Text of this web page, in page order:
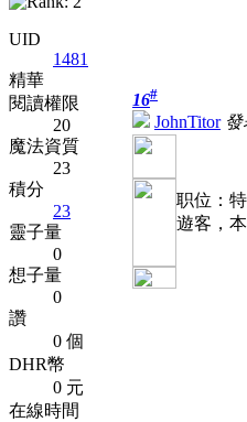
UID
1481
精華
閱讀權限
20
魔法資質
23
積分
23
靈子量
0
想子量
0
讚
0 個
DHR幣
0 元
在線時間
16#
JohnTitor 發
职位：
遊客，